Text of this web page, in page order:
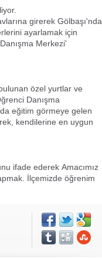
girerek Gölbaşı'nda
ayarlamak için
Merkezi'
özel yurtlar ve
Danışma
eğitim görmeye gelen
kendilerine en uygun
ifade ederek Amacımız
İlçemizde öğrenim